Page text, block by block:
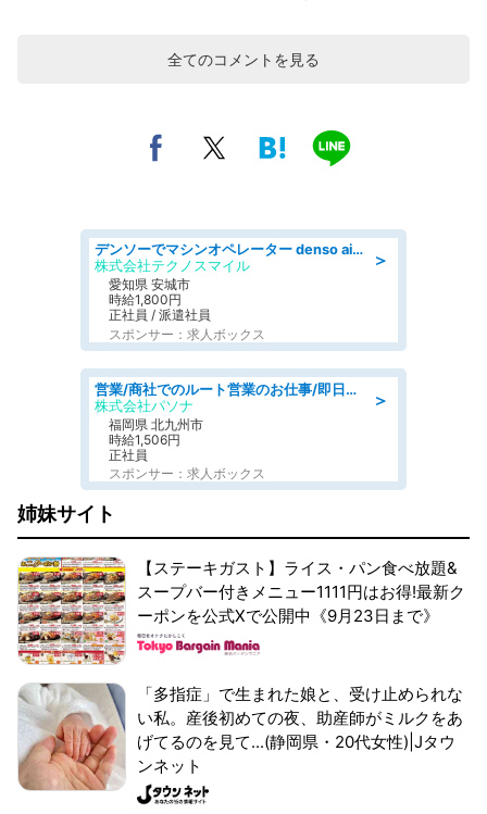
全てのコメントを見る
＞
デンソーでマシンオペレーター denso aichi
株式会社テクノスマイル
愛知県 安城市
時給1,800円
正社員 / 派遣社員
スポンサー：求人ボックス
＞
営業/商社でのルート営業のお仕事/即日勤務可/車通勤可/営業
株式会社パソナ
福岡県 北九州市
時給1,506円
正社員
スポンサー：求人ボックス
姉妹サイト
【ステーキガスト】ライス・パン食べ放題&
スープバー付きメニュー1111円はお得!最新ク
ーポンを公式Xで公開中《9月23日まで》
「多指症」で生まれた娘と、受け止められな
い私。産後初めての夜、助産師がミルクをあ
げてるのを見て...(静岡県・20代女性)|Jタウ
ンネット